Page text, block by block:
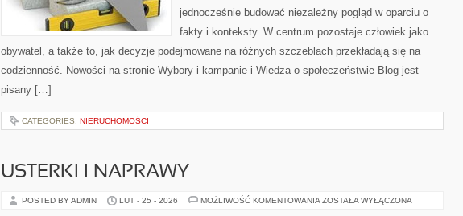
jednocześnie budować niezależny pogląd w oparciu o
fakty i konteksty. W centrum pozostaje człowiek jako
obywatel, a także to, jak decyzje podejmowane na różnych szczeblach przekładają się na
codzienność. Nowości na stronie Wybory i kampanie i Wiedza o społeczeństwie Blog jest
pisany […]
CATEGORIES: NIERUCHOMOŚCI
USTERKI I NAPRAWY
POSTED BY ADMIN LUT - 25 - 2026 MOŻLIWOŚĆ KOMENTOWANIA USTERKI
ZOSTAŁA WYŁĄCZONA